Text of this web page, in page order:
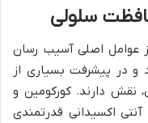
سلولی
عوامل اصلی آسیب رسان
در پیشرفت بسیاری از
نقش دارند. کورکومین و
اکسیدانی قدرتمندی